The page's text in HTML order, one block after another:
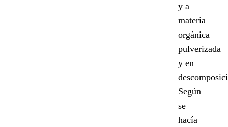
y a
materia
orgánica
pulverizada
y en
Según
se
hacía